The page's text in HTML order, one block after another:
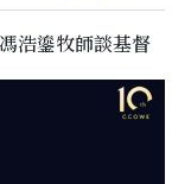
浩鎏牧師談基督